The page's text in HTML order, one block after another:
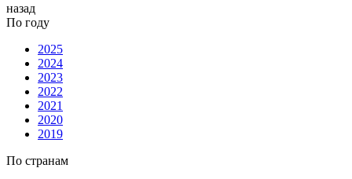
назад
По году
2025
2024
2023
2022
2021
2020
2019
По странам